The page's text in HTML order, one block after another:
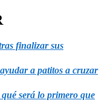
finalizar sus
a patitos a cruzar
será lo primero que